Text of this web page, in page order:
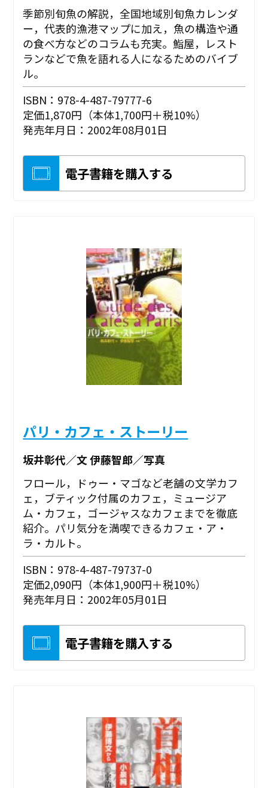
季節別旬魚の解説，全国地域別旬魚カレンダ
ー，代表的漁港マップに加え，魚の構造や通
の食べ方などのコラムも充実。鮨屋，レスト
ランなどで魚を語れる人になるためのバイブ
ル。
ISBN：978-4-487-79777-6
定価1,870円（本体1,700円＋税10%）
発売年月日：2002年08月01日
電子書籍を購入する
パリ・カフェ・ストーリー
坂井彰代／文 伊藤智郎／写真
フロール，ドゥー・マゴなど老舗の文学カフ
ェ，ブティック付属のカフェ，ミュージア
ム・カフェ，ゴージャスなカフェまでを徹底
紹介。パリ気分を満喫できるカフェ・ア・
ラ・カルト。
ISBN：978-4-487-79737-0
定価2,090円（本体1,900円＋税10%）
発売年月日：2002年05月01日
電子書籍を購入する